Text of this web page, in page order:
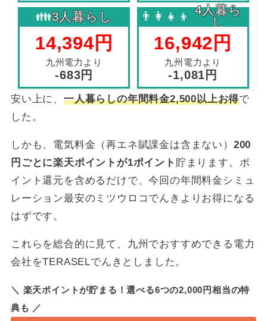
👪3人暮らし
14,394円
九州電力より
-683円
👨‍👩‍👧‍👦 4人暮ら
し
16,942円
九州電力より
-1,081円
3人暮らし
九州電力と比べると
-6,656円
165,183円
九州電力と比べると
-9,518円
TERASEL九州B 10Aにつき301.39円
電力量料金
（1kWhあたりの使用料
金）
TERASEL九州B
〜120kWh：17.49円
121〜300kWh：22.81円
301kWh〜：25.66円
〜120kWh：18.19円
燃料費等調整額
提供エリア
全国
TERASELでんきは、エネルギー商社として60年以
上の歴史がある伊藤忠エネクスグループが展開する
新電力サービスです。
九州電力だけでなく他の新電力に比べても平均して
安い上に、 一人暮らしの年間料金2,500以上お得で
した。
しかも、電気料金（再エネ賦課金は含まない） 200
円ごとに楽天ポイントが1ポイント 貯まります。ポ
イント還元を含めるだけで、今回の年間料金シミュ
レーション最安のミツウロコでんきよりお得になる
はずです。
これらを総合的に見て、九州でおすすめできる電力
会社をTERASELでんきとしました。
＼ 楽天ポイントが貯まる！選べる6つの2,000円相当の特
典も ／